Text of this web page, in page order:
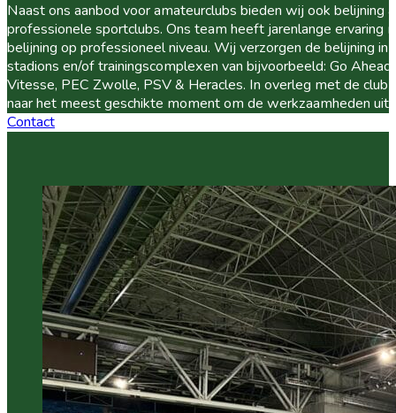
Naast ons aanbod voor amateurclubs bieden wij ook belijning
professionele sportclubs. Ons team heeft jarenlange ervaring
belijning op professioneel niveau. Wij verzorgen de belijning in
stadions en/of trainingscomplexen van bijvoorbeeld: Go Ahead
Vitesse, PEC Zwolle, PSV & Heracles. In overleg met de club
naar het meest geschikte moment om de werkzaamheden uit
Contact